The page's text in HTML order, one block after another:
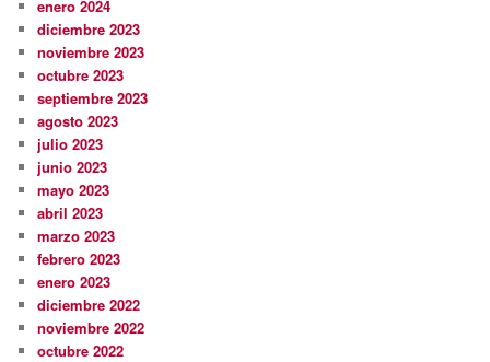
enero 2024
diciembre 2023
noviembre 2023
octubre 2023
septiembre 2023
agosto 2023
julio 2023
junio 2023
mayo 2023
abril 2023
marzo 2023
febrero 2023
enero 2023
diciembre 2022
noviembre 2022
octubre 2022